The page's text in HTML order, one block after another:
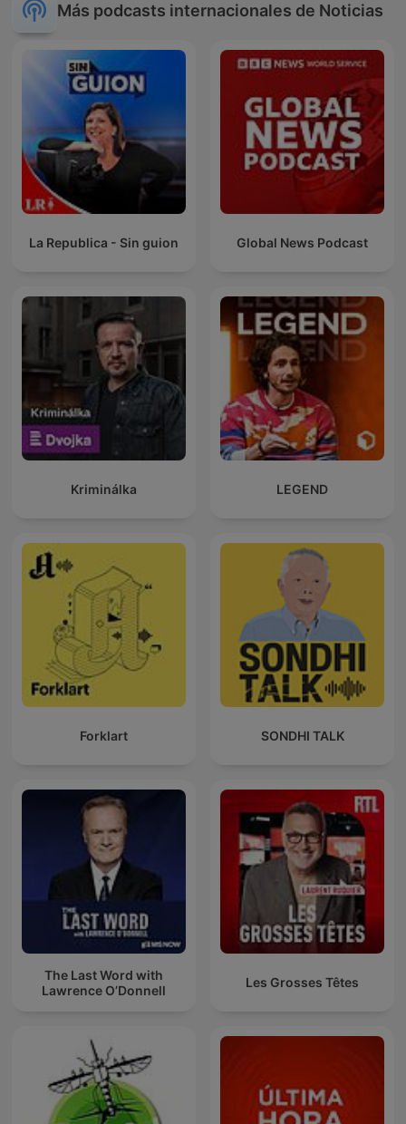
Más podcasts internacionales de Noticias
La Republica - Sin guion Global News Podcast
Kriminálka LEGEND
Forklart SONDHI TALK
The Last Word with
Lawrence O’Donnell
Les Grosses Têtes